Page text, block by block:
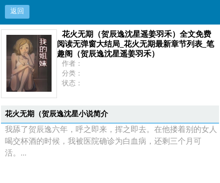
返回
花火无期（贺辰逸沈星遥姜羽禾）全文免费阅读无
弹窗大结局_花火无期最新章节列表_笔趣阁（贺辰
逸沈星遥姜羽禾）
花火无期（贺辰逸沈星遥姜羽禾）全文免费
阅读无弹窗大结局_花火无期最新章节列表_笔
趣阁（贺辰逸沈星遥姜羽禾）
作者：
分类：
状态：
花火无期（贺辰逸沈星小说简介
我舔了贺辰逸六年，呼之即来，挥之即去。在他搂着别的女人
喝交杯酒的时候，我被医院确诊为白血病，还剩三个月可
活。...